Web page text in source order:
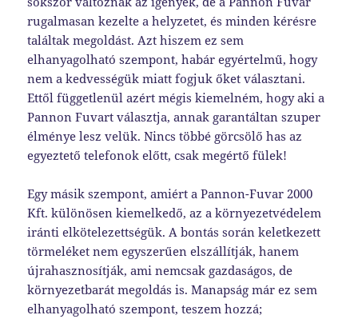
rugalmasan kezelte a helyzetet, és minden kérésre
találtak megoldást. Azt hiszem ez sem
elhanyagolható szempont, habár egyértelmű, hogy
nem a kedvességük miatt fogjuk őket választani.
Ettől függetlenül azért mégis kiemelném, hogy aki a
Pannon Fuvart választja, annak garantáltan szuper
élménye lesz velük. Nincs többé görcsölő has az
egyeztető telefonok előtt, csak megértő fülek!
Egy másik szempont, amiért a Pannon-Fuvar 2000
Kft. különösen kiemelkedő, az a környezetvédelem
iránti elkötelezettségük. A bontás során keletkezett
törmeléket nem egyszerűen elszállítják, hanem
újrahasznosítják, ami nemcsak gazdaságos, de
környezetbarát megoldás is. Manapság már ez sem
elhanyagolható szempont, teszem hozzá;